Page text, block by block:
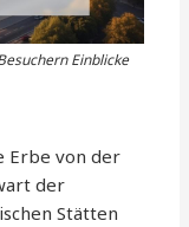
Einblicke
Erbe von der
der
Stätten